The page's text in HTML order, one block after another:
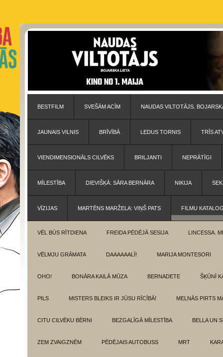
BESTFILM SVEŠĀM ACĪM NAUDAS VILTOTĀJS.
JAUNAIS VILNIS BRĪVĪBĀ LEDUS TORNIS TRĪS
VIENDIMENSIONĀLS CILVĒKS BRILJANTI NEPRĀTĪGI
MĪLESTĪBA DIEVIŠĶĀ: SĀRA BERNĀRA NIKIJA
VĪZIJAS MARTĒNS MARŽELA: VIŅŠ PATS FILMU
VĒL BŪS RĪTDIENA FREIDA PĒDĒJĀ SESIJA LINCESSA.
VĒLMJU GRĀMATA DAAAAAALĪ! MARIJA MONTESORI
OHO! BONĀRA KAILĀ MŪZA BERNADETE ŠĶŪNĪ
PILS MISTERS BLEIKS IR JŪSU RĪCĪBĀ! MELNĀS PIRTS
CITU CILVĒKU BĒRNI BEZGALĪGĀ MĪLESTĪBA BELLA UN
ZEM ZVAIGZNĒM PĒDĒJAIS AUTOBUSS MRT